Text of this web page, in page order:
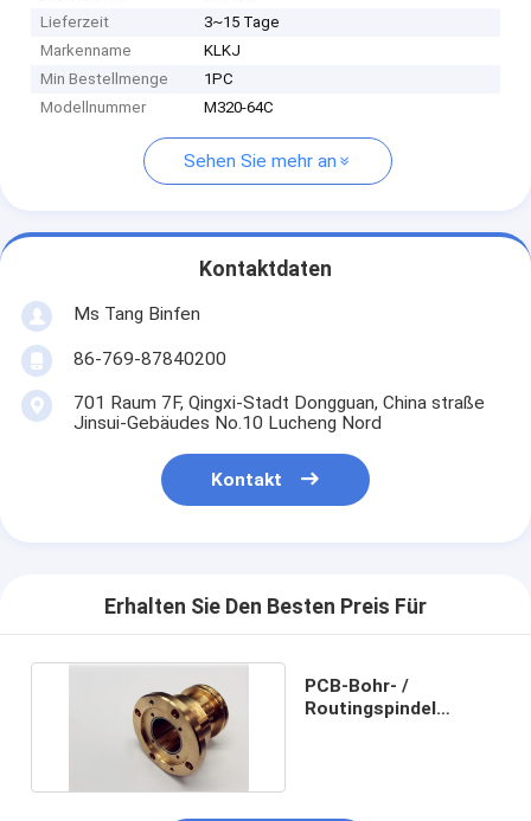
Lieferzeit
3~15 Tage
Markenname
KLKJ
Min Bestellmenge
1PC
Modellnummer
M320-64C
Sehen Sie mehr an
Kontaktdaten
Ms Tang Binfen
86-769-87840200
701 Raum 7F, Qingxi-Stadt Dongguan, China straße
Jinsui-Gebäudes No.10 Lucheng Nord
Kontakt
Erhalten Sie Den Besten Preis Für
PCB-Bohr- /
Routingspindel